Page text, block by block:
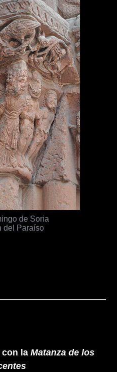
de Soria
del Paraíso
con la Matanza de los